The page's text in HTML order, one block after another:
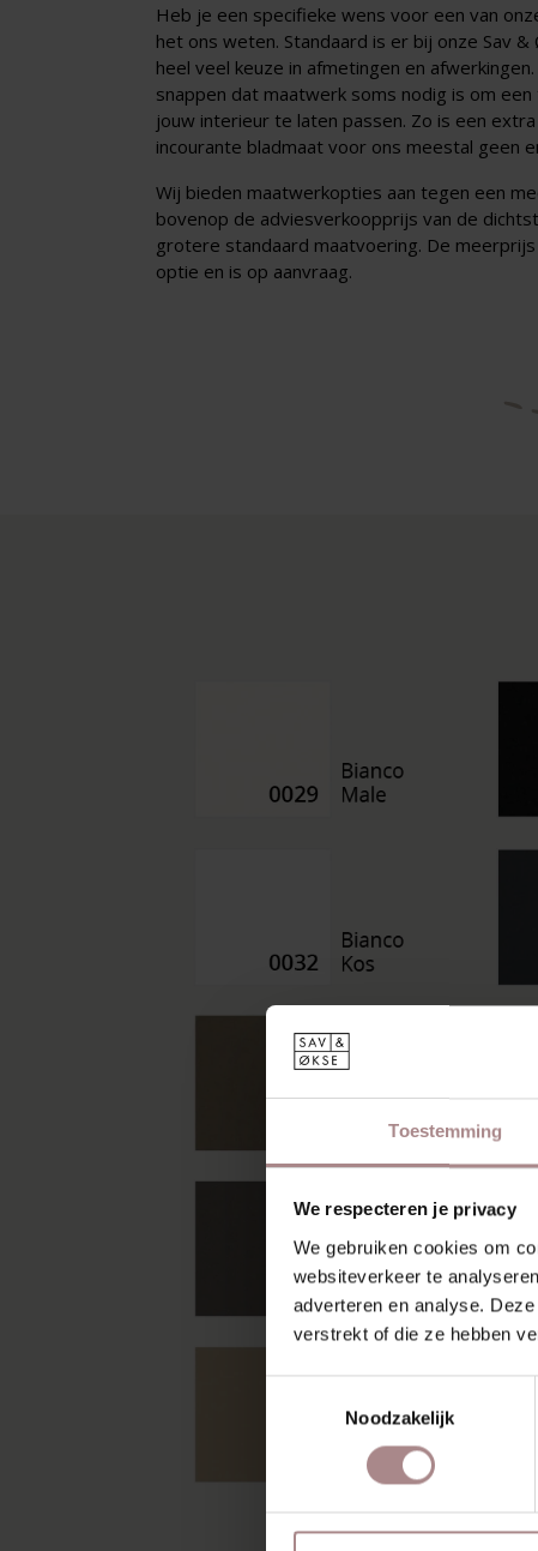
Toestemming
We respecteren je privacy
We gebruiken cookies om
websiteverkeer te
adverteren en analyse.
verstrekt of die ze hebben
Noodzakelijk
Heb je een specifieke wens voor een van
het ons weten. Standaard is er bij onze Sav
heel veel keuze in afmetingen en
snappen dat maatwerk soms nodig is om
jouw interieur te laten passen. Zo is een
incourante bladmaat voor ons meestal geen
Wij bieden maatwerkopties aan tegen een
bovenop de adviesverkoopprijs van de
grotere standaard maatvoering. De
optie en is op aanvraag.